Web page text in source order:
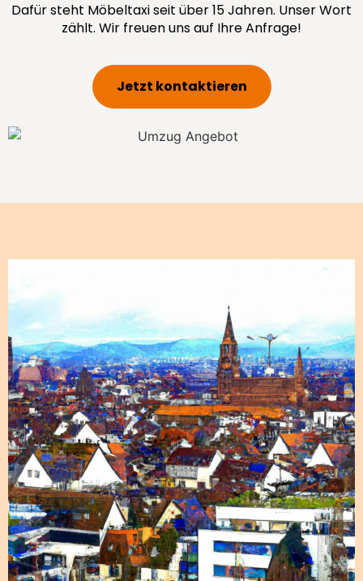
Dafür steht Möbeltaxi seit über 15 Jahren. Unser Wort
zählt. Wir freuen uns auf Ihre Anfrage!
Jetzt kontaktieren